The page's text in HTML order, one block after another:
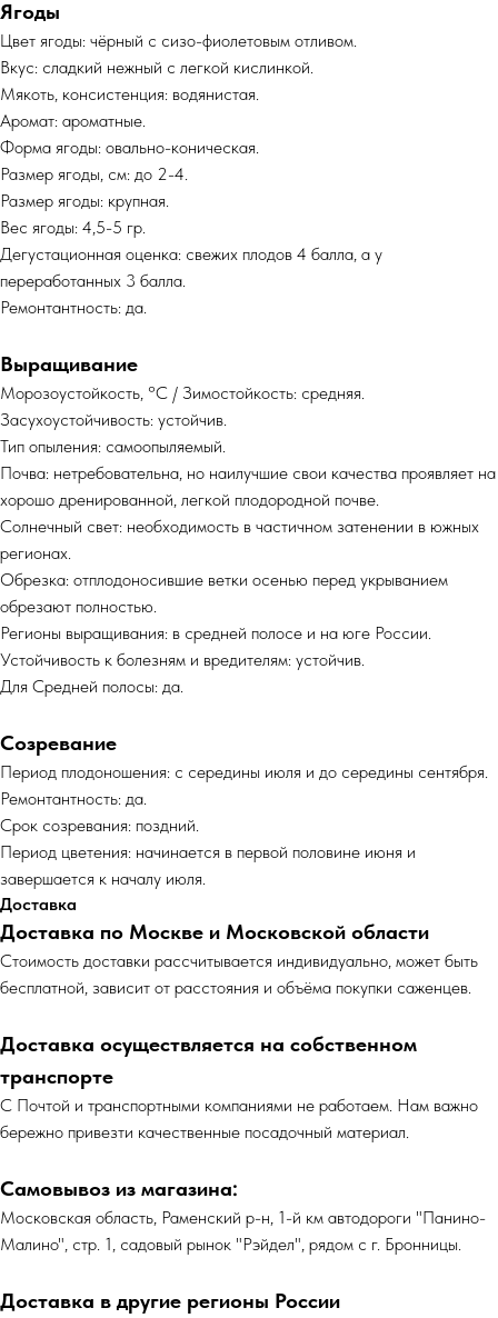
Ягоды
Цвет ягоды: чёрный с сизо-фиолетовым отливом.
Вкус: сладкий нежный с легкой кислинкой.
Мякоть, консистенция: водянистая.
Аромат: ароматные.
Форма ягоды: овально-коническая.
Размер ягоды, см: до 2-4.
Размер ягоды: крупная.
Вес ягоды: 4,5-5 гр.
Дегустационная оценка: свежих плодов 4 балла, а у
переработанных 3 балла.
Ремонтантность: да.
Выращивание
Морозоустойкость, °C / Зимостойкость: средняя.
Засухоустойчивость: устойчив.
Тип опыления: самоопыляемый.
Почва: нетребовательна, но наилучшие свои качества проявляет на
хорошо дренированной, легкой плодородной почве.
Солнечный свет: необходимость в частичном затенении в южных
регионах.
Обрезка: отплодоносившие ветки осенью перед укрыванием
обрезают полностью.
Регионы выращивания: в средней полосе и на юге России.
Устойчивость к болезням и вредителям: устойчив.
Для Средней полосы: да.
Созревание
Период плодоношения: с середины июля и до середины сентября.
Ремонтантность: да.
Срок созревания: поздний.
Период цветения: начинается в первой половине июня и
завершается к началу июля.
Доставка
Доставка по Москве и Московской области
Cтоимость доставки рассчитывается индивидуально, может быть
бесплатной, зависит от расстояния и объёма покупки саженцев.
Доставка осуществляется на собственном
транспорте
С Почтой и транспортными компаниями не работаем. Нам важно
бережно привезти качественные посадочный материал.
Самовывоз из магазина:
Московская область, Раменский р-н, 1-й км автодороги "Панино-
Малино", стр. 1, садовый рынок "Рэйдел", рядом с г. Бронницы.
Доставка в другие регионы России